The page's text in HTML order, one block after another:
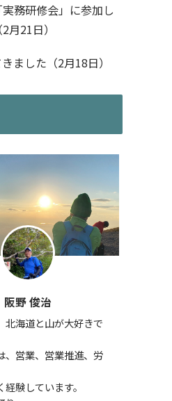
務研修会」に参加し
月21日）
ました（2月18日）
阪野 俊治
北海道と山が大好きで
、営業、営業推進、労
験しています。